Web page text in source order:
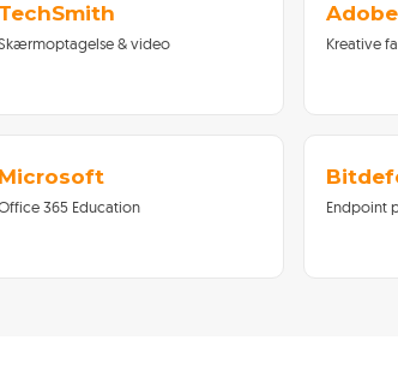
TechSmith
& video
Adobe
Kreative
Microsoft
365 Education Endpoint